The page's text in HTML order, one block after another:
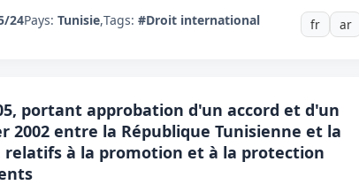
24Pays: Tunisie,Tags: #Droit international fr ar
portant approbation d'un accord et d'un
2002 entre la République Tunisienne et la
relatifs à la promotion et à la protection